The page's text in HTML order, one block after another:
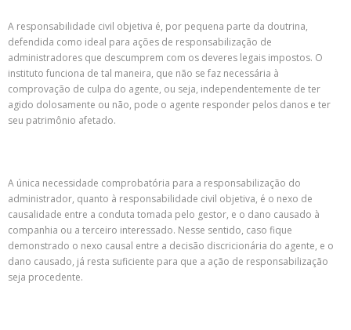
A responsabilidade civil objetiva é, por pequena parte da doutrina,
defendida como ideal para ações de responsabilização de
administradores que descumprem com os deveres legais impostos. O
instituto funciona de tal maneira, que não se faz necessária à
comprovação de culpa do agente, ou seja, independentemente de ter
agido dolosamente ou não, pode o agente responder pelos danos e ter
seu patrimônio afetado.
A única necessidade comprobatória para a responsabilização do
administrador, quanto à responsabilidade civil objetiva, é o nexo de
causalidade entre a conduta tomada pelo gestor, e o dano causado à
companhia ou a terceiro interessado. Nesse sentido, caso fique
demonstrado o nexo causal entre a decisão discricionária do agente, e o
dano causado, já resta suficiente para que a ação de responsabilização
seja procedente.